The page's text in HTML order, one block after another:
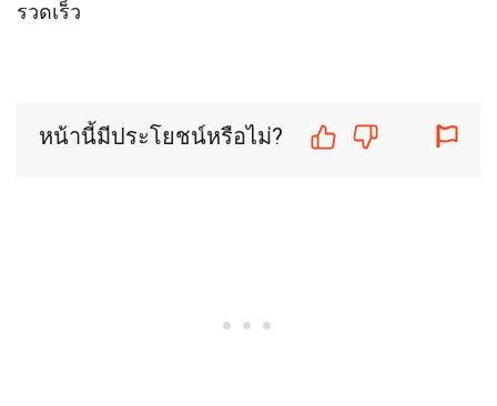
รวดเร็ว
หน้านี้มีประโยชน์หรือไม่?